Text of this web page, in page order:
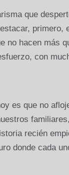
que
no hacen más
con
es que no
recién
donde cada